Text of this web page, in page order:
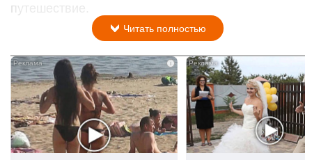
путешествие.
Читать полностью
i